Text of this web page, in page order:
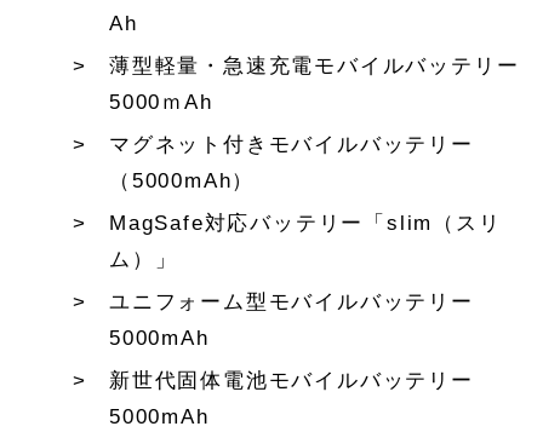
Ah
薄型軽量・急速充電モバイルバッテリー
5000ｍAh
マグネット付きモバイルバッテリー
（5000mAh）
MagSafe対応バッテリー「slim（スリ
ム）」
ユニフォーム型モバイルバッテリー
5000mAh
新世代固体電池モバイルバッテリー
5000mAh